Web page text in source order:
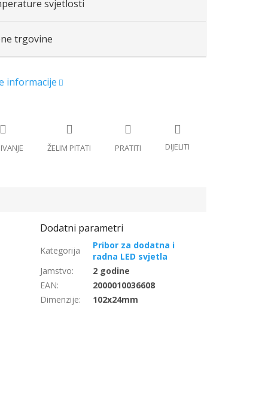
svjetlosti
trgovine
Pribor za dodatna i
radna LED svjetla
Jamstvo:
2 godine
EAN:
2000010036608
Dimenzije: 102x24mm